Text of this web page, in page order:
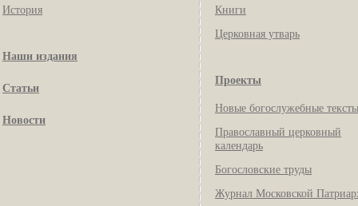
История
Наши издания
Статьи
Новости
Книги
Церковная утварь
Проекты
Новые богослужебные тексты
Православный церковный
календарь
Богословские труды
Журнал Московской